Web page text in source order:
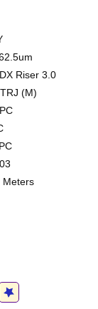
Riser 3.0
(M)
Meters